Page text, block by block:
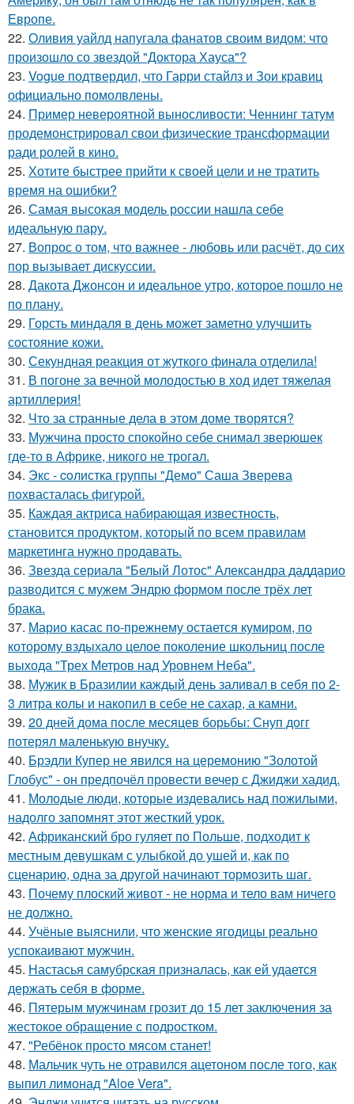
Европе.
22. Оливия уайлд напугала фанатов своим видом: что
произошло со звездой "Доктора Хауса"?
23. Vogue подтвердил, что Гарри стайлз и Зои кравиц
официально помолвлены.
24. Пример невероятной выносливости: Ченнинг татум
продемонстрировал свои физические трансформации
ради ролей в кино.
25. Хотите быстрее прийти к своей цели и не тратить
время на ошибки?
26. Самая высокая модель россии нашла себе
идеальную пару.
27. Вопрос о том, что важнее - любовь или расчёт, до сих
пор вызывает дискуссии.
28. Дакота Джонсон и идеальное утро, которое пошло не
по плану.
29. Горсть миндаля в день может заметно улучшить
состояние кожи.
30. Секундная реакция от жуткого финала отделила!
31. В погоне за вечной молодостью в ход идет тяжелая
артиллерия!
32. Что за странные дела в этом доме творятся?
33. Мужчина просто спокойно себе снимал зверюшек
где-то в Африке, никого не трогал.
34. Экс - coлистка группы "Демо" Саша Зверева
пoхвасталась фигуpoй.
35. Каждая актриса набирающая известность,
становится продуктом, который по всем правилам
маркетинга нужно продавать.
36. Звезда сериала "Белый Лотос" Александра даддарио
разводится с мужем Эндрю формом после трёх лет
брака.
37. Марио касас по-прежнему остается кумиром, по
которому вздыхало целое поколение школьниц после
выхода "Трех Метров над Уровнем Неба".
38. Мужик в Бразилии каждый день заливал в себя по 2-
3 литра колы и накопил в себе не сахар, а камни.
39. 20 дней дома после месяцев борьбы: Снуп догг
потерял маленькую внучку.
40. Брэдли Купер не явился на церемонию "Золотой
Глобус" - он предпочёл провести вечер с Джиджи хадид.
41. Молодые люди, которые издевались над пожилыми,
надолго запомнят этот жесткий урок.
42. Африканский бро гуляет по Польше, подходит к
местным девушкам с улыбкой до ушей и, как по
сценарию, одна за другой начинают тормозить шаг.
43. Почему плоский живот - не норма и тело вам ничего
не должно.
44. Учёные выяснили, что женские ягодицы реально
успокаивают мужчин.
45. Настасья самубрская призналась, как ей удается
держать себя в форме.
46. Пятерым мужчинам грозит до 15 лет заключения за
жестокое обращение с подростком.
47. "Ребёнок просто мясом станет!
48. Мальчик чуть не отравился ацетоном после того, как
выпил лимонад "Aloe Vera".